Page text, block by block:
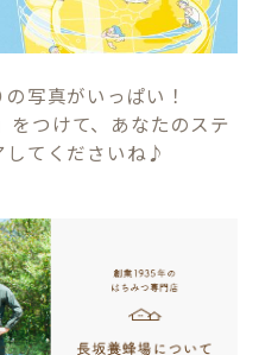
写真がいっぱい！
をつけて、あなたのステ
してくださいね♪